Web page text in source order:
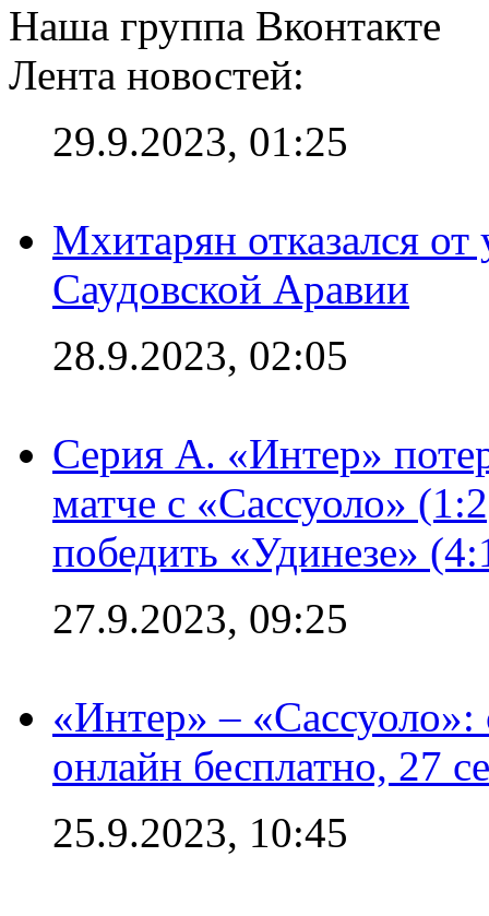
Наша группа Вконтакте
Лента новостей:
29.9.2023, 01:25
Мхитарян отказался от
Саудовской Аравии
28.9.2023, 02:05
Серия А. «Интер»
матче с «Сассуоло»
победить «Удинезе»
27.9.2023, 09:25
«Интер» –
онлайн бесплатно, 27
25.9.2023, 10:45